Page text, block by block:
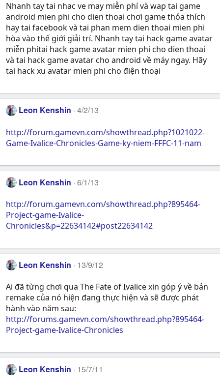
Nhanh tay tai nhac ve may miễn phí và wap tai game
android mien phi cho dien thoai chơi game thỏa thích
hay tai facebook và tai phan mem dien thoai mien phi
hòa vào thế giới giải trí. Nhanh tay tai hack game avatar
miễn phítai hack game avatar mien phi cho dien thoai
và tai hack game avatar cho android về máy ngay. Hãy
tai hack xu avatar mien phi cho điện thoại
Leon Kenshin 4/2/13
http://forum.gamevn.com/showthread.php?1021022-
Game-Ivalice-Chronicles-Game-ky-niem-FFFC-11-nam
Leon Kenshin 6/1/13
http://forum.gamevn.com/showthread.php?895464-
Project-game-Ivalice-
Chronicles&p=22634142#post22634142
Leon Kenshin 13/9/12
Ai đã từng chơi qua The Fate of Ivalice xin góp ý về bản
remake của nó hiện đang thực hiện và sẽ được phát
hành vào năm sau:
http://forums.gamevn.com/showthread.php?895464-
Project-game-Ivalice-Chronicles
Leon Kenshin 15/7/11